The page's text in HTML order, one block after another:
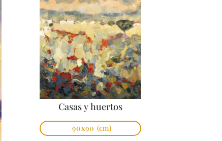
Casas y huertos
90x90 (cm)